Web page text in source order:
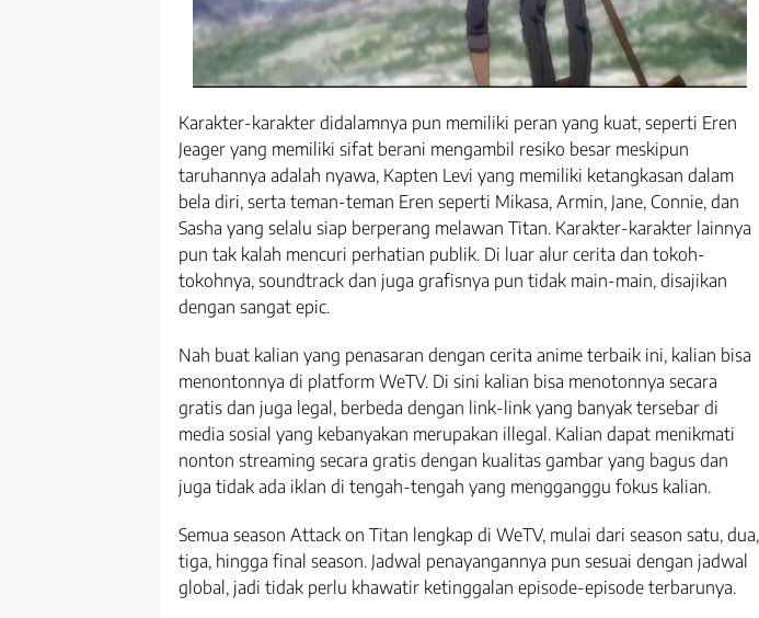
Karakter-karakter didalamnya pun memiliki peran yang kuat, seperti Eren
Jeager yang memiliki sifat berani mengambil resiko besar meskipun
taruhannya adalah nyawa, Kapten Levi yang memiliki ketangkasan dalam
bela diri, serta teman-teman Eren seperti Mikasa, Armin, Jane, Connie, dan
Sasha yang selalu siap berperang melawan Titan. Karakter-karakter lainnya
pun tak kalah mencuri perhatian publik. Di luar alur cerita dan tokoh-
tokohnya, soundtrack dan juga grafisnya pun tidak main-main, disajikan
dengan sangat epic.
Nah buat kalian yang penasaran dengan cerita anime terbaik ini, kalian bisa
menontonnya di platform WeTV. Di sini kalian bisa menotonnya secara
gratis dan juga legal, berbeda dengan link-link yang banyak tersebar di
media sosial yang kebanyakan merupakan illegal. Kalian dapat menikmati
nonton streaming secara gratis dengan kualitas gambar yang bagus dan
juga tidak ada iklan di tengah-tengah yang mengganggu fokus kalian.
Semua season Attack on Titan lengkap di WeTV, mulai dari season satu, dua,
tiga, hingga final season. Jadwal penayangannya pun sesuai dengan jadwal
global, jadi tidak perlu khawatir ketinggalan episode-episode terbarunya.